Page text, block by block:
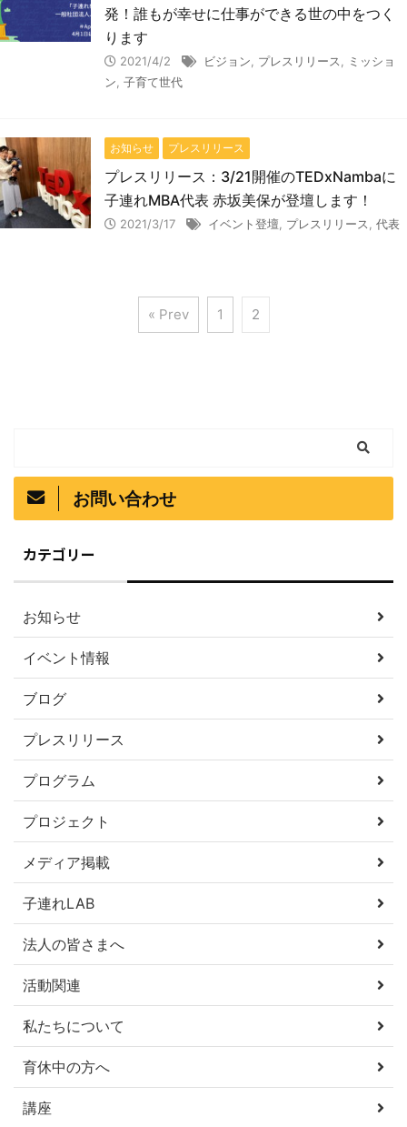
発！誰もが幸せに仕事ができる世の中をつく
ります
2021/4/2 ビジョン プレスリリース
ミッショ
ン 子育て世代
お知らせ プレスリリース
プレスリリース：3/21開催のTEDxNambaに
子連れMBA代表 赤坂美保が登壇します！
2021/3/17 イベント登壇 プレスリリース 代表
« Prev 1 2
お問い合わせ
カテゴリー
お知らせ
イベント情報
ブログ
プレスリリース
プログラム
プロジェクト
メディア掲載
子連れLAB
法人の皆さまへ
活動関連
私たちについて
育休中の方へ
講座